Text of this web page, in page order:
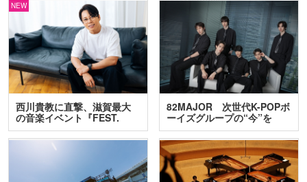
NEW
西川貴教に直撃、滋賀最大
の音楽イベント『FEST.
INA…
82MAJOR 次世代K-POPボ
ーイズグループの“今”を
訊…